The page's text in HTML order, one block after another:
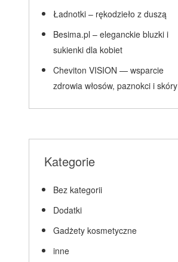
Ładnotki – rękodzieło z duszą
Besima.pl – eleganckie bluzki i
sukienki dla kobiet
Cheviton VISION — wsparcie
zdrowia włosów, paznokci i skóry
Kategorie
Bez kategorii
Dodatki
Gadżety kosmetyczne
inne